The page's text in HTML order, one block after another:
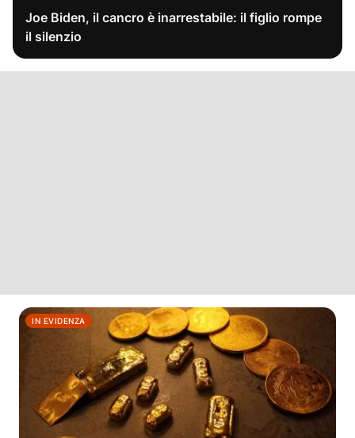
Joe Biden, il cancro è inarrestabile: il figlio rompe
il silenzio
IN EVIDENZA